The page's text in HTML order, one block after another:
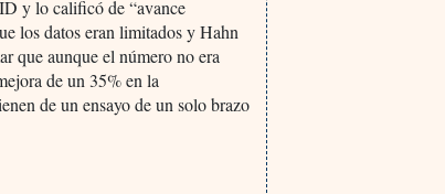
y lo calificó de “avance
los datos eran limitados y Hahn
que aunque el número no era
de un 35% en la
de un ensayo de un solo brazo